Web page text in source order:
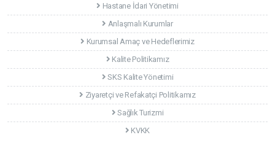
Hastane İdari Yönetimi
Anlaşmalı Kurumlar
Kurumsal Amaç ve Hedeflerimiz
Kalite Politikamız
SKS Kalite Yönetimi
Ziyaretçi ve Refakatçi Politikamız
Sağlık Turizmi
KVKK